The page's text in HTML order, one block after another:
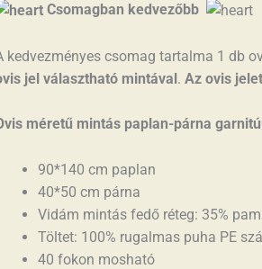
Csomagban kedvezőbb
kedvezményes csomag tartalma 1 db
jel választható mintával. Az ovis
méretű mintás paplan-párna
90*140 cm paplan
40*50 cm párna
Vidám mintás fedő réteg: 35%
Töltet: 100% rugalmas puha PE
40 fokon mosható